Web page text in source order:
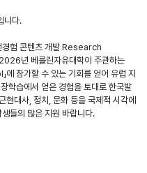
니다.
험 콘텐츠 개발 Research
2026년 베를린자유대학이 주관하는
」에 참가할 수 있는 기회를 얻어 유럽 지
학습에서 얻은 경험을 토대로 한국발
현대사 정치 문화 등을 국제적 시각에
들의 많은 지원 바랍니다.